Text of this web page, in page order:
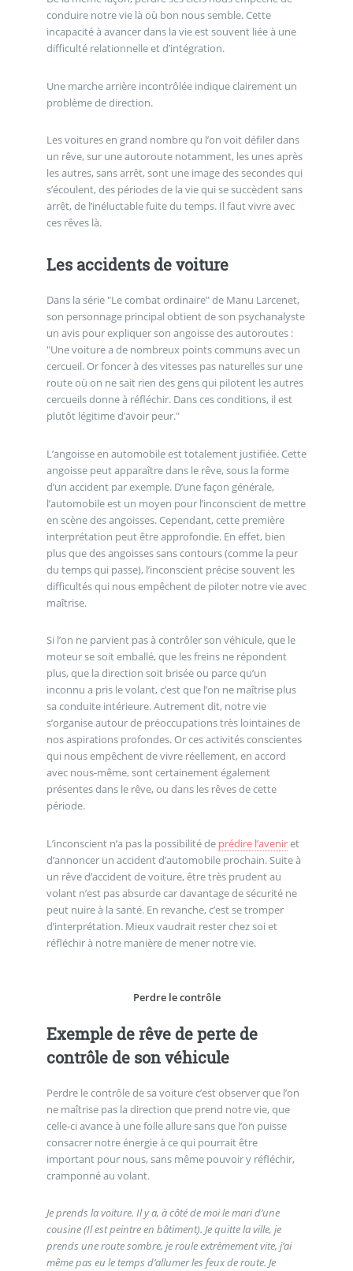
conduire notre vie là où bon nous semble. Cette
incapacité à avancer dans la vie est souvent liée à une
difficulté relationnelle et d’intégration.
Une marche arrière incontrôlée indique clairement un
problème de direction.
Les voitures en grand nombre qu l’on voit défiler dans
un rêve, sur une autoroute notamment, les unes après
les autres, sans arrêt, sont une image des secondes qui
s’écoulent, des périodes de la vie qui se succèdent sans
arrêt, de l’inéluctable fuite du temps. Il faut vivre avec
ces rêves là.
Les accidents de voiture
Dans la série "Le combat ordinaire" de Manu Larcenet,
son personnage principal obtient de son psychanalyste
un avis pour expliquer son angoisse des autoroutes :
"Une voiture a de nombreux points communs avec un
cercueil. Or foncer à des vitesses pas naturelles sur une
route où on ne sait rien des gens qui pilotent les autres
cercueils donne à réfléchir. Dans ces conditions, il est
plutôt légitime d’avoir peur."
L’angoisse en automobile est totalement justifiée. Cette
angoisse peut apparaître dans le rêve, sous la forme
d’un accident par exemple. D’une façon générale,
l’automobile est un moyen pour l’inconscient de mettre
en scène des angoisses. Cependant, cette première
interprétation peut être approfondie. En effet, bien
plus que des angoisses sans contours (comme la peur
du temps qui passe), l’inconscient précise souvent les
difficultés qui nous empêchent de piloter notre vie avec
maîtrise.
Si l’on ne parvient pas à contrôler son véhicule, que le
moteur se soit emballé, que les freins ne répondent
plus, que la direction soit brisée ou parce qu’un
inconnu a pris le volant, c’est que l’on ne maîtrise plus
sa conduite intérieure. Autrement dit, notre vie
s’organise autour de préoccupations très lointaines de
nos aspirations profondes. Or ces activités conscientes
qui nous empêchent de vivre réellement, en accord
avec nous-même, sont certainement également
présentes dans le rêve, ou dans les rêves de cette
période.
L’inconscient n’a pas la possibilité de prédire l’aveniret
d’annoncer un accident d’automobile prochain. Suite à
un rêve d’accident de voiture, être très prudent au
volant n’est pas absurde car davantage de sécurité ne
peut nuire à la santé. En revanche, c’est se tromper
d’interprétation. Mieux vaudrait rester chez soi et
réfléchir à notre manière de mener notre vie.
Perdre le contrôle
Exemple de rêve de perte de
contrôle de son véhicule
Perdre le contrôle de sa voiture c’est observer que l’on
ne maîtrise pas la direction que prend notre vie, que
celle-ci avance à une folle allure sans que l’on puisse
consacrer notre énergie à ce qui pourrait être
important pour nous, sans même pouvoir y réfléchir,
cramponné au volant.
Je prends la voiture. Il y a, à côté de moi le mari d’une
cousine (Il est peintre en bâtiment). Je quitte la ville, je
prends une route sombre, je roule extrêmement vite, j’ai
même pas eu le temps d’allumer les feux de route. Je